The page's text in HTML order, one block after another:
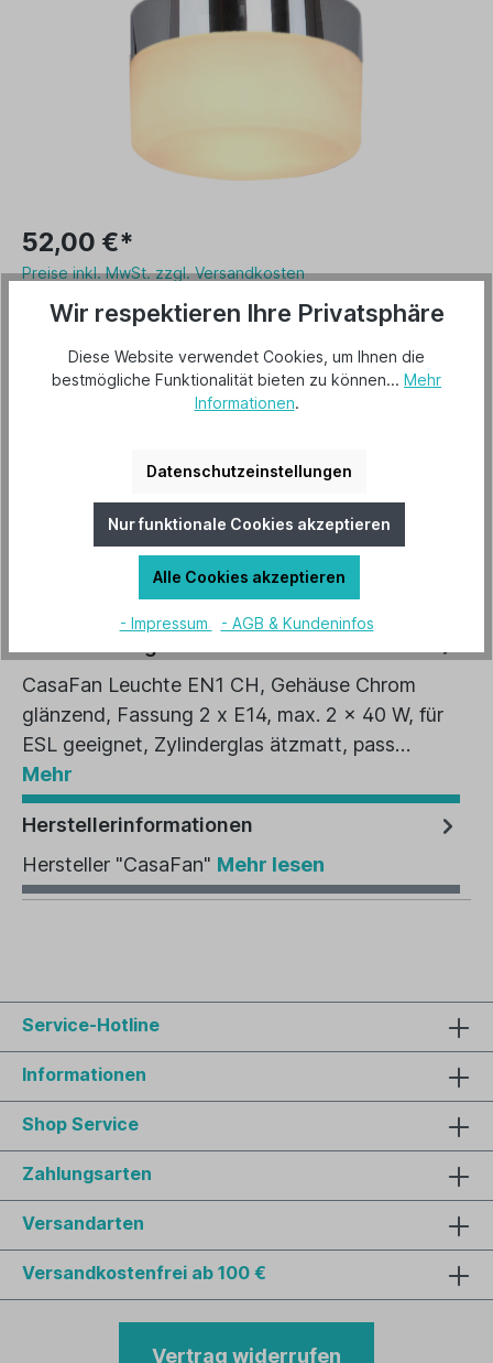
52,00 €*
Preise inkl. MwSt. zzgl. Versandkosten
Lieferzeit 3-5 Tage
Varianten
Varianten
Artikel-Nr.:2654
4024397365074
CasaFan Leuchte EN1 CH, Gehäuse Chrom
glänzend, Fassung 2 x E14, max. 2 x 40 W, für
ESL geeignet, Zylinderglas ätzmatt, pass…
Mehr
Herstellerinformationen
Hersteller "CasaFan" Mehr lesen
Service-Hotline
Informationen
Shop Service
Zahlungsarten
Versandarten
Versandkostenfrei ab 100 €
Vertrag widerrufen
Wir respektieren Ihre Privatsphäre
Diese Website verwendet Cookies, um Ihnen die
bestmögliche Funktionalität bieten zu können... Mehr
Informationen.
Datenschutzeinstellungen
Nur funktionale Cookies akzeptieren
Alle Cookies akzeptieren
- Impressum - AGB & Kundeninfos